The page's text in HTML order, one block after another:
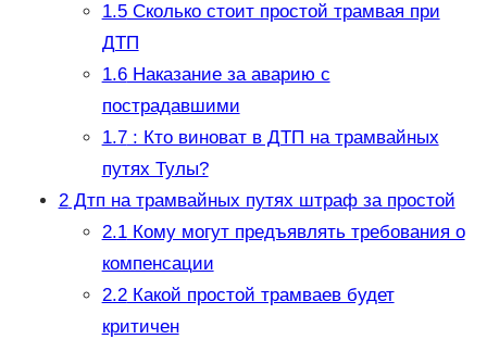
1.5Сколько стоит простой трамвая при
ДТП
1.6Наказание за аварию с
пострадавшими
1.7: Кто виноват в ДТП на трамвайных
путях Тулы?
2Дтп на трамвайных путях штраф за простой
2.1Кому могут предъявлять требования о
компенсации
2.2Какой простой трамваев будет
критичен